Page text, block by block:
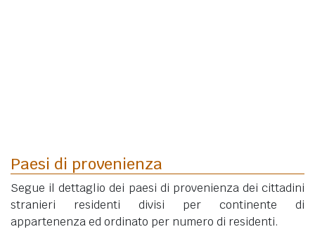
Paesi di provenienza
Segue il dettaglio dei paesi di provenienza dei cittadini
stranieri residenti divisi per continente di
appartenenza ed ordinato per numero di residenti.